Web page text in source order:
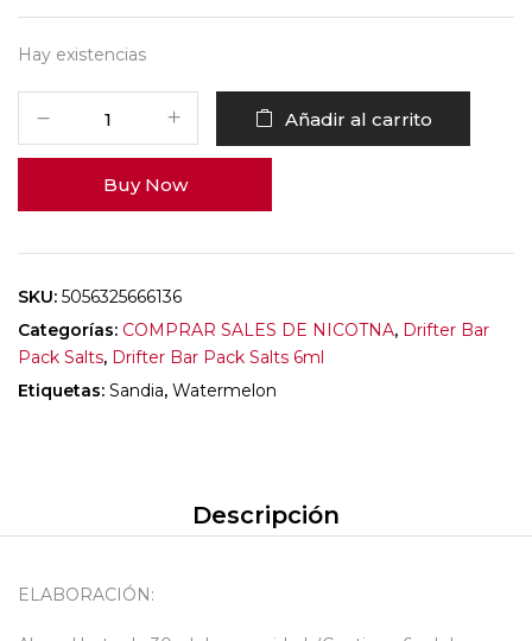
Hay existencias
Añadir al carrito
Buy Now
SKU: 5056325666136
Categorías: COMPRAR SALES DE NICOTNA, Drifter Bar
Pack Salts, Drifter Bar Pack Salts 6ml
Etiquetas: Sandia, Watermelon
Descripción
ELABORACIÓN: